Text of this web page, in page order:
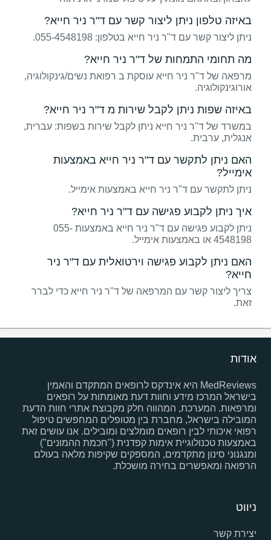
באיזה טלפון ניתן ליצור קשר עם ד"ר ניר חייא?
ניתן ליצור קשר עם ד"ר ניר חייא בטלפון: 055-4548198.
מה תחומי התמחות של ד"ר ניר חייא?
מרפאה של ד"ר ניר חייא עוסקת ב רפואת נשים/גינקולוגיה,
אורוגינקולוגיה.
באיזה שפות ניתן לקבל שירות מ ד"ר ניר חייא?
במשרד של ד"ר ניר חייא ניתן לקבל שירות בשפות: עברית,
אנגלית, ערבית.
האם ניתן לתקשר עם ד"ר ניר חייא באמצעות
אימייל?
ניתן לתקשר עם ד"ר ניר חייא באמצעות אימייל.
איך ניתן לקבוע פגישה עם ד"ר ניר חייא?
ניתן לקבוע פגישה עם ד"ר ניר חייא באמצעות 055-
4548198 או באמצעות אימייל.
האם ניתן לקבוע פגישה וירטואלית עם ד"ר ניר
חייא?
צריך ליצור קשר עם המרפאה של ד"ר ניר חייא כדי לברר
זאת.
אודות
MedReviews היא אינדקס לרופאים המתקדם והאמין
בישראל המרכז מידע וחוות דעת מאומתות על רופאים
ומרפאות. המערכת, המהווה חלק מקבוצת אתרי חוות הדעת
המובילה בישראל, מחברת בין מטופלים המחפשים טיפול
רפואי איכותי לבין רופאים מומלצים ומובילים. אנו עושים זאת
באמצעות טכנולוגיית אימות קפדנית ("חכמת ההמונים")
ומנגנוני סינון מתקדמים, המספקים שקיפות מלאה בעולם
הרפואה ומאפשרים בחירה מושכלת.
ניווט
יצירת קשר